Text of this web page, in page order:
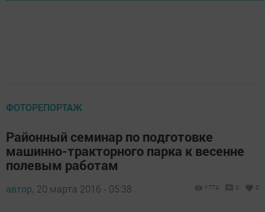
ФОТОРЕПОРТАЖ
Районный семинар по подготовке
машинно-тракторного парка к весенне
полевым работам
автор, 20 марта 2016 - 05:38 1774 0 0